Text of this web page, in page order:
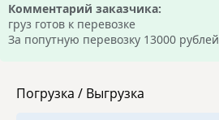
Комментарий заказчика:
груз готов к перевозке
За попутную перевозку 13000 рублей
Погрузка / Выгрузка